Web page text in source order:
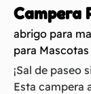
Campera
abrigo para
para Mascotas
¡Sal de paseo
Esta campera